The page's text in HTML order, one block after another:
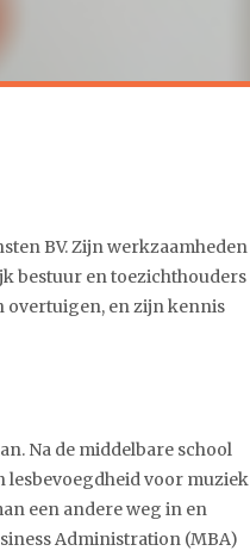
BV. Zijn werkzaamheden
bestuur en toezichthouders
overtuigen, en zijn kennis
Na de middelbare school
lesbevoegdheid voor muziek
een andere weg in en
Administration (MBA)